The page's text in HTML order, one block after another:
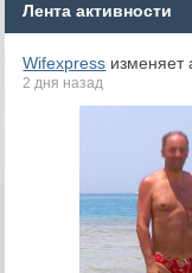
Лента активности
Wifexpress изменяет
2 дня назад